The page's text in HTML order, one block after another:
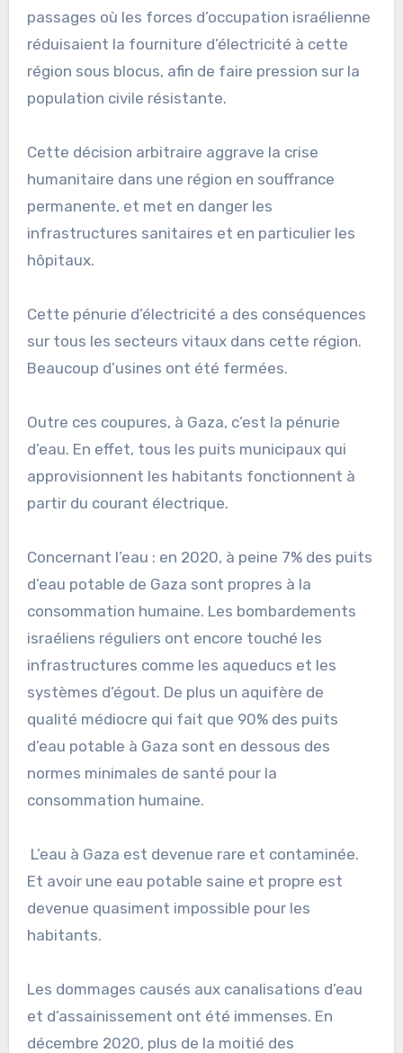
passages où les forces d’occupation israélienne
réduisaient la fourniture d’électricité à cette
région sous blocus, afin de faire pression sur la
population civile résistante.
Cette décision arbitraire aggrave la crise
humanitaire dans une région en souffrance
permanente, et met en danger les
infrastructures sanitaires et en particulier les
hôpitaux.
Cette pénurie d’électricité a des conséquences
sur tous les secteurs vitaux dans cette région.
Beaucoup d’usines ont été fermées.
Outre ces coupures, à Gaza, c’est la pénurie
d’eau. En effet, tous les puits municipaux qui
approvisionnent les habitants fonctionnent à
partir du courant électrique.
Concernant l’eau : en 2020, à peine 7% des puits
d’eau potable de Gaza sont propres à la
consommation humaine. Les bombardements
israéliens réguliers ont encore touché les
infrastructures comme les aqueducs et les
systèmes d’égout. De plus un aquifère de
qualité médiocre qui fait que 90% des puits
d’eau potable à Gaza sont en dessous des
normes minimales de santé pour la
consommation humaine.
L’eau à Gaza est devenue rare et contaminée.
Et avoir une eau potable saine et propre est
devenue quasiment impossible pour les
habitants.
Les dommages causés aux canalisations d’eau
et d’assainissement ont été immenses. En
décembre 2020, plus de la moitié des